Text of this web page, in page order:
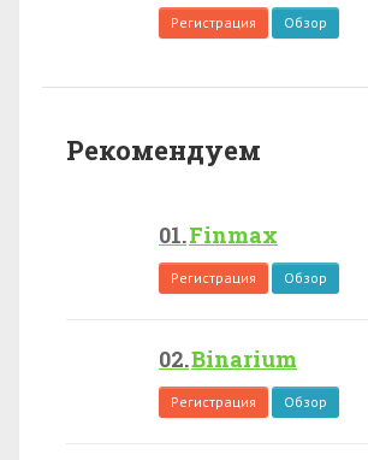
Регистрация Обзор
Рекомендуем
Finmax
Регистрация Обзор
Binarium
Регистрация Обзор